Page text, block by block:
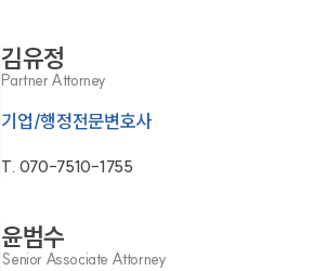
김유정
Partner Attorney
기업/행정전문변호사
T. 070-7510-1755
윤범수
Senior Associate Attorney